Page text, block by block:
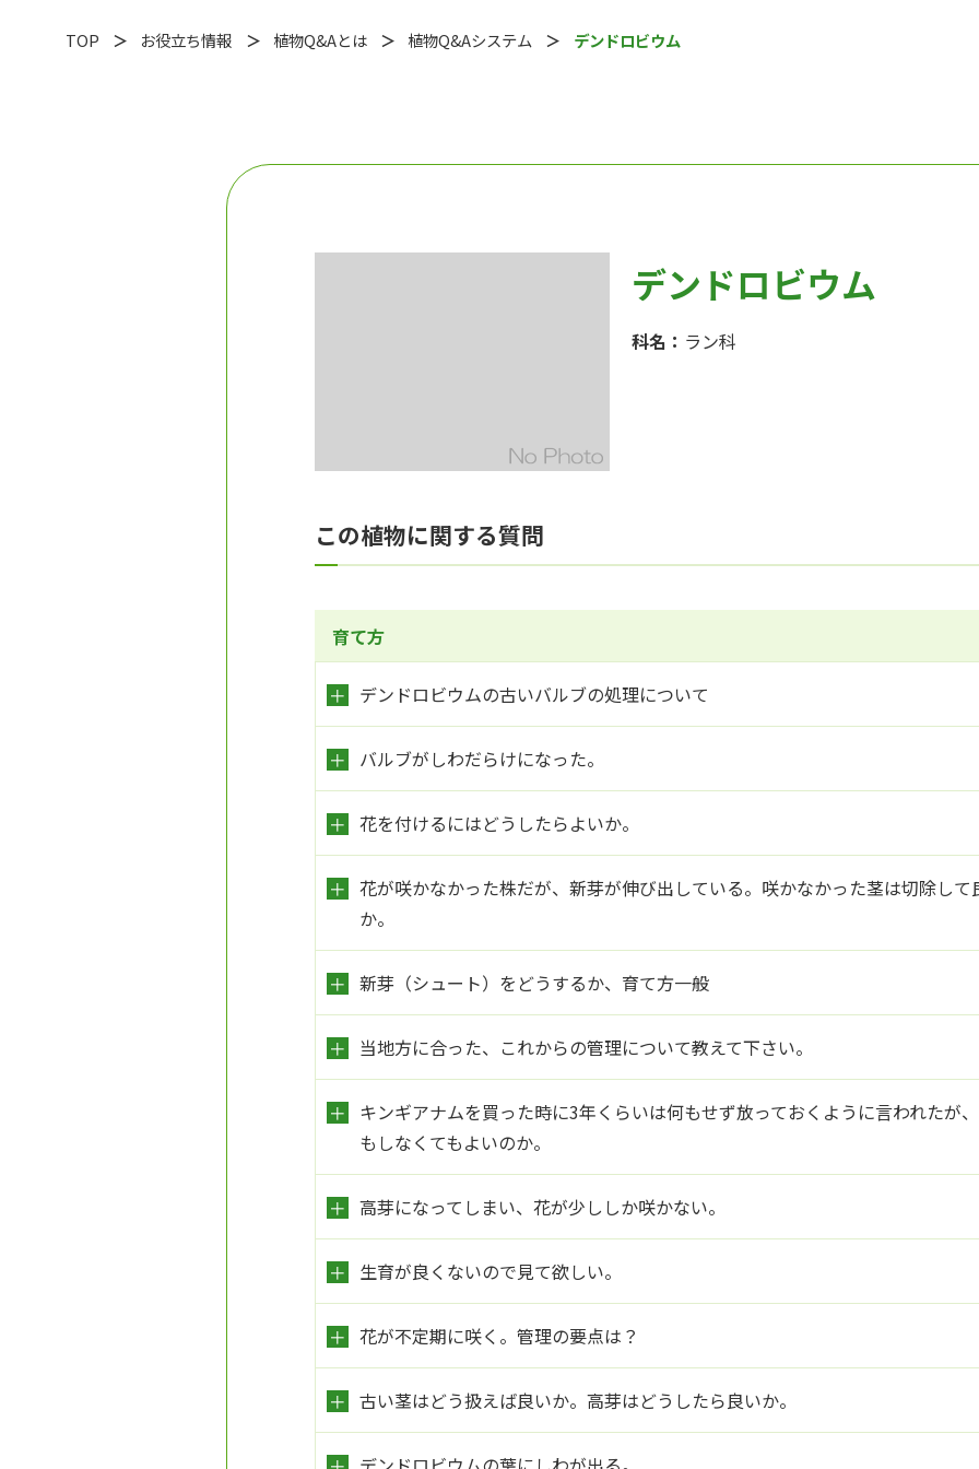
TOP お役立ち情報 植物Q&Aとは 植物Q&Aシステム デンドロビウム
デンドロビウム
科名： ラン科
この植物に関する質問
育て方
デンドロビウムの古いバルブの処理について
バルブがしわだらけになった。
花を付けるにはどうしたらよいか。
花が咲かなかった株だが、新芽が伸び出している。咲かなかった茎は切除して
か。
新芽（シュート）をどうするか、育て方一般
当地方に合った、これからの管理について教えて下さい。
キンギアナムを買った時に3年くらいは何もせず放っておくように言われたが
もしなくてもよいのか。
高芽になってしまい、花が少ししか咲かない。
生育が良くないので見て欲しい。
花が不定期に咲く。管理の要点は？
古い茎はどう扱えば良いか。高芽はどうしたら良いか。